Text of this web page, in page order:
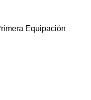
Equipación